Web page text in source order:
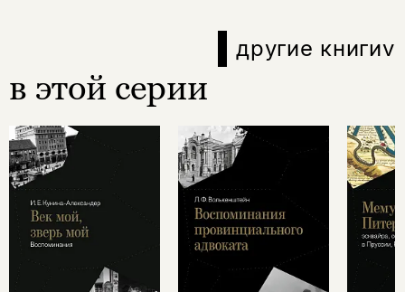
другие книгиv
в этой серии